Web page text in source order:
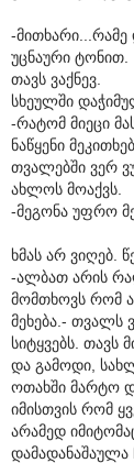
-მითხარი...რამე
უცნაური ტონით.
თავს ვაქნევ.
სხეულში
-რატომ მიეცი
ნაწყენი
თვალებში ვერ
ახლოს მოაქვს.
-მეგონა უფრო
ხმას არ ვიღებ.
-ალბათ არის
მომთხოვს რომ
მეხება.- თვალს
სიტყვებს. თავს
და გამოდი,
ოთახში მარტო
იმისთვის რომ
არამედ
დამადანაშაულა